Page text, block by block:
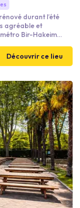
durant l’été
agréable et
Bir-Hakeim
également à
via la sortie «
Découvrir ce lieu